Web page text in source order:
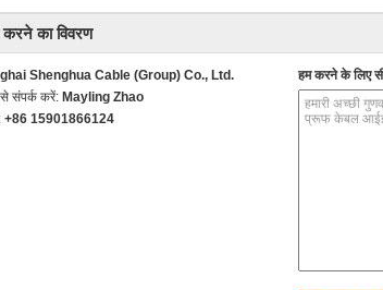
करने का विवरण
Shenghua Cable (Group) Co., Ltd.
से संपर्क करें: Mayling Zhao
+86 15901866124
हम करने के लिए